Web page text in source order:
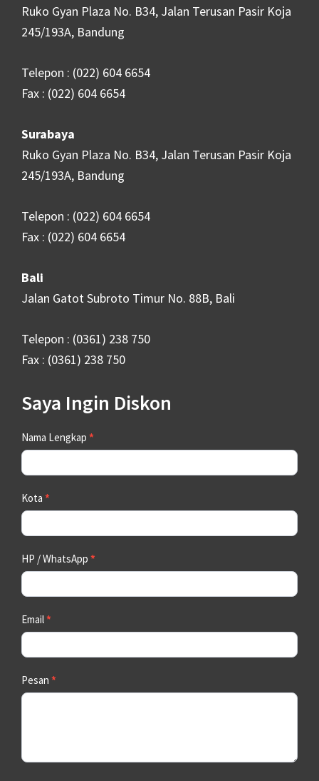
Ruko Gyan Plaza No. B34, Jalan Terusan Pasir Koja
245/193A, Bandung
Telepon : (022) 604 6654
Fax : (022) 604 6654
Surabaya
Ruko Gyan Plaza No. B34, Jalan Terusan Pasir Koja
245/193A, Bandung
Telepon : (022) 604 6654
Fax : (022) 604 6654
Bali
Jalan Gatot Subroto Timur No. 88B, Bali
Telepon : (0361) 238 750
Fax : (0361) 238 750
Saya Ingin Diskon
Contact
Us
Nama Lengkap *
Kota *
HP / WhatsApp *
Email*
Pesan *